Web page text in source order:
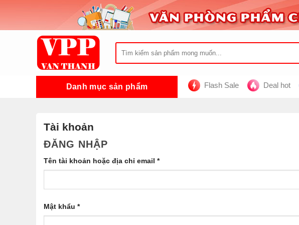
nội
Tìm
kiếm:
Danh mục sản phẩm Flash Sale Deal hot
Tài khoản
ĐĂNG NHẬP
Tên tài khoản hoặc địa chỉ email *
Mật khẩu *